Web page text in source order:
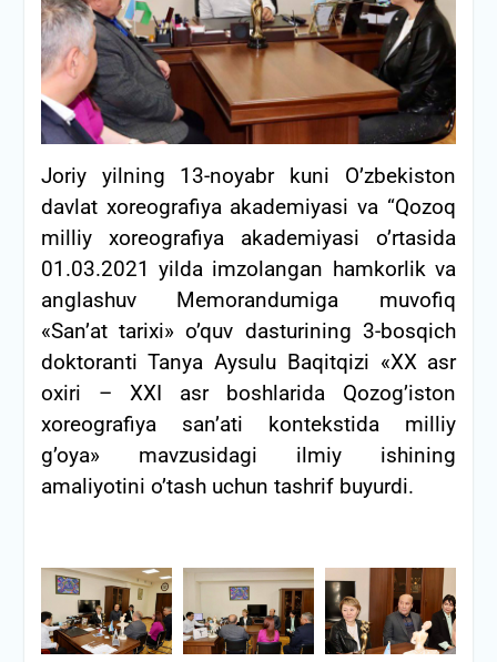
Joriy yilning 13-noyabr kuni O’zbekiston
davlat xoreografiya akademiyasi va “Qozoq
milliy xoreografiya akademiyasi o’rtasida
01.03.2021 yilda imzolangan hamkorlik va
anglashuv Memorandumiga muvofiq
«San’at tarixi» o’quv dasturining 3-bosqich
doktoranti Tanya Aysulu Baqitqizi «XX asr
oxiri – ХХI asr boshlarida Qozog’iston
xoreografiya san’ati kontekstida milliy
g’oya» mavzusidagi ilmiy ishining
amaliyotini o’tash uchun tashrif buyurdi.